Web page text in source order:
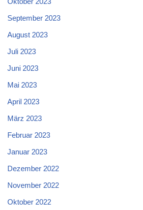
September 2023
August 2023
Juli 2023
Juni 2023
Mai 2023
April 2023
März 2023
Februar 2023
Januar 2023
Dezember 2022
November 2022
Oktober 2022